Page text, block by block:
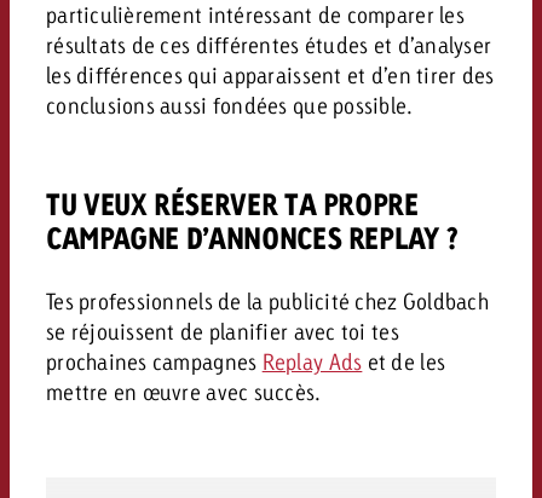
particulièrement intéressant de comparer les
résultats de ces différentes études et d’analyser
les différences qui apparaissent et d’en tirer des
conclusions aussi fondées que possible.
TU VEUX RÉSERVER TA PROPRE
CAMPAGNE D’ANNONCES REPLAY ?
Tes professionnels de la publicité chez Goldbach
se réjouissent de planifier avec toi tes
prochaines campagnes Replay Ads et de les
mettre en œuvre avec succès.